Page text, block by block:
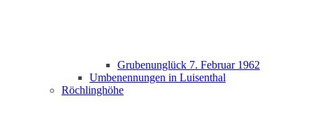
Grubenunglück 7. Februar 1962
Umbenennungen in Luisenthal
Röchlinghöhe